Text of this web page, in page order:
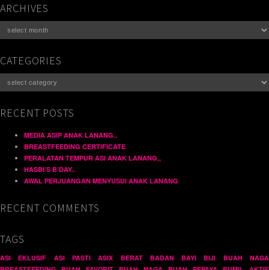
ARCHIVES
Archives
CATEGORIES
Categories
RECENT POSTS
MEDIA ASIP ANAK LANANG..
BREASTFEEDING CERTIFICATE
PERALATAN TEMPUR ASI ANAK LANANG,,
HASBI’S B’DAY..
AWAL PERJUANGAN MENYUSUI ANAK LANANG
RECENT COMMENTS
TAGS
ASI EKLUSIF ASI PASTI ASIX BERAT BADAN BAYI
BIJI BUAH NAGA